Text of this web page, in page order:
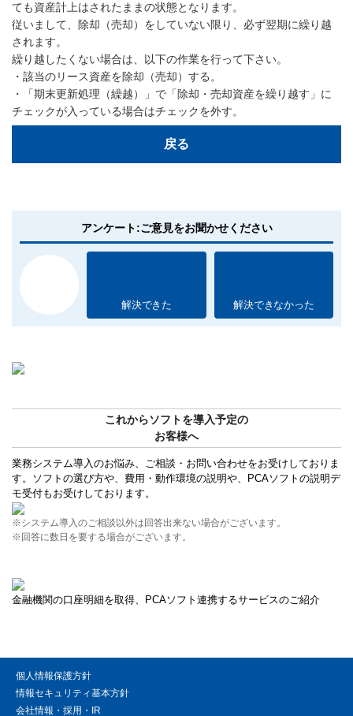
ても資産計上はされたままの状態となります。
従いまして、除却（売却）をしていない限り、必ず翌期に繰り越
されます。
繰り越したくない場合は、以下の作業を行って下さい。
・該当のリース資産を除却（売却）する。
・「期末更新処理（繰越）」で「除却・売却資産を繰り越す」に
チェックが入っている場合はチェックを外す。
戻る
アンケート:ご意見をお聞かせください
解決できた 解決できなかった
これからソフトを導入予定の
お客様へ
業務システム導入のお悩み、ご相談・お問い合わせをお受けしておりま
す。ソフトの選び方や、費用・動作環境の説明や、PCAソフトの説明デ
モ受付もお受けしております。
※システム導入のご相談以外は回答出来ない場合がございます。
※回答に数日を要する場合がございます。
金融機関の口座明細を取得、PCAソフト連携するサービスのご紹介
個人情報保護方針
情報セキュリティ基本方針
会社情報・採用・IR